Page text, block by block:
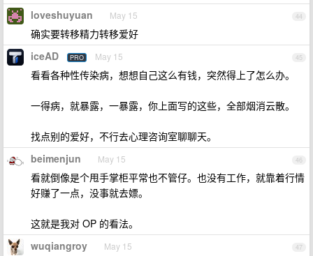
44
loveshuyuan May 15
确实要转移精力转移爱好
45
iceAD PRO May 15
看看各种性传染病，想想自己这么有钱，突然得上了怎么办。
一得病，就暴露，一暴露，你上面写的这些，全部烟消云散。
找点别的爱好，不行去心理咨询室聊聊天。
46
beimenjun May 15
看就倒像是个甩手掌柜平常也不管仔。也没有工作，就靠着行情
好赚了一点，没事就去嫖。
这就是我对 OP 的看法。
47
wuqiangroy May 15